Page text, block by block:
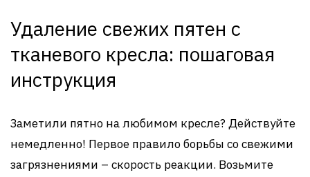
Удаление свежих пятен с
тканевого кресла: пошаговая
инструкция
Заметили пятно на любимом кресле? Действуйте
немедленно! Первое правило борьбы со свежими
загрязнениями – скорость реакции. Возьмите